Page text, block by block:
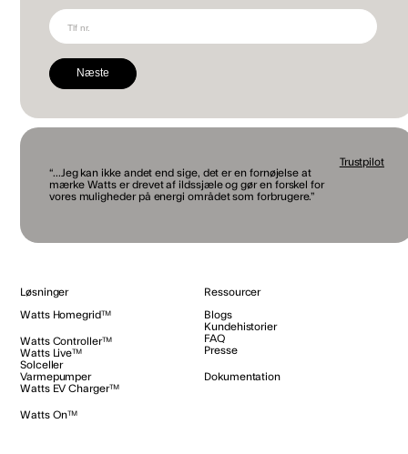
Næste
“...Jeg kan ikke andet end sige, det er en fornøjelse at
mærke Watts er drevet af ildssjæle og gør en forskel for
vores muligheder på energi området som forbrugere.”
Trustpilot
Løsninger
Watts Homegrid™
Watts Controller™
Watts Live™
Solceller
Varmepumper
Watts EV Charger™
Watts On™
Ressourcer
Blogs
Kundehistorier
FAQ
Presse
Dokumentation